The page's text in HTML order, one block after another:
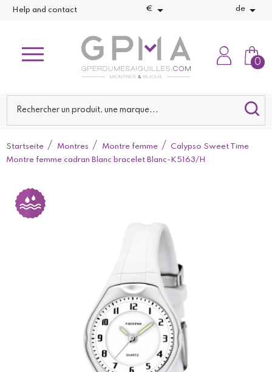
Help and contact €  de 
0
Startseite Montres Montre femme
Calypso Sweet Time
Montre femme cadran Blanc bracelet Blanc-K5163/H